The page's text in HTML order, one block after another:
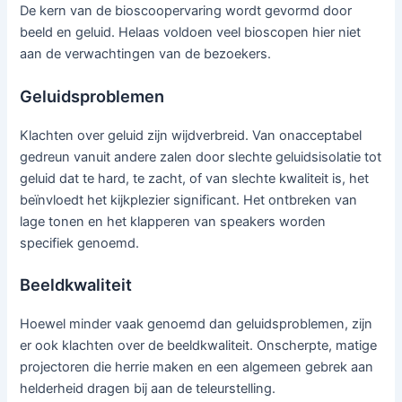
De kern van de bioscoopervaring wordt gevormd door
beeld en geluid. Helaas voldoen veel bioscopen hier niet
aan de verwachtingen van de bezoekers.
Geluidsproblemen
Klachten over geluid zijn wijdverbreid. Van onacceptabel
gedreun vanuit andere zalen door slechte geluidsisolatie tot
geluid dat te hard, te zacht, of van slechte kwaliteit is, het
beïnvloedt het kijkplezier significant. Het ontbreken van
lage tonen en het klapperen van speakers worden
specifiek genoemd.
Beeldkwaliteit
Hoewel minder vaak genoemd dan geluidsproblemen, zijn
er ook klachten over de beeldkwaliteit. Onscherpte, matige
projectoren die herrie maken en een algemeen gebrek aan
helderheid dragen bij aan de teleurstelling.